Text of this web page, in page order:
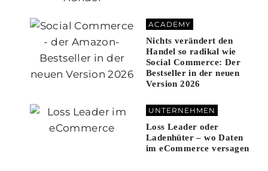
ACADEMY
Nichts verändert den
Handel so radikal wie
Social Commerce: Der
Bestseller in der neuen
Version 2026
UNTERNEHMEN
Loss Leader oder
Ladenhüter – wo Daten
im eCommerce versagen